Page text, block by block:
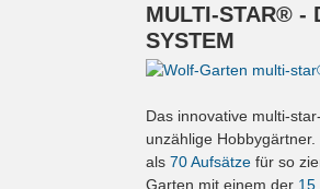
MULTI-STAR® -
SYSTEM
Das innovative multi-
unzählige
als 70 Aufsätzefür so
Garten mit einem der 15